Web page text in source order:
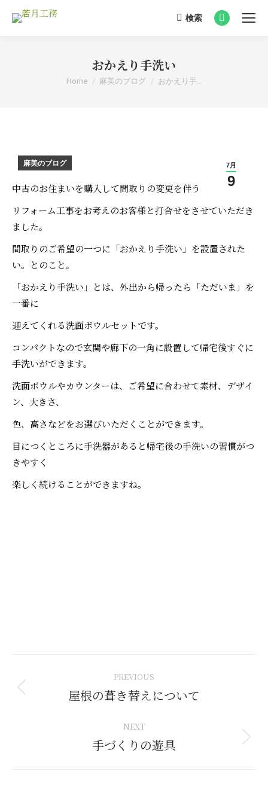
Search:
検索
Facebook
おかえり手洗い
You are here:
Home 麻美のブログ おかえり手…
7月
9
麻美のブログ
中古のお住まいを購入して間取りの変更を伴う
リフォーム工事をお考えのお客様と打合せをさせていただき
ました。
間取りのご希望の一つに「おかえり手洗い」を設置された
い。とのこと。
「おかえり手洗い」とは、外出から帰ったら「ただいま」を
一番に
迎えてくれる洗面ボウルセットです。
コンパクトなので玄関や廊下の一角に設置して帰宅後すぐに
手洗いができます。
洗面ボウルやカウンターは、ご希望に合わせて素材、デザイ
ン、大きさ、
色、高さなどをお選びいただくことができます。
目につくところに手洗器があると帰宅後の手洗いの習慣がつ
きやすく
楽しく続けることができますね。
navigation
PREVIOUS
Previous
屋根の葺き替えについて
NEXT
Next
手づくりの遊具